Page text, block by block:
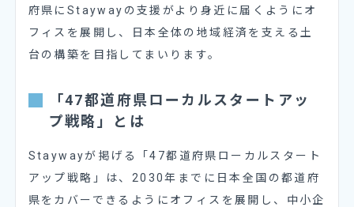
府県にStaywayの支援がより身近に届くようにオ
フィスを展開し、日本全体の地域経済を支える土
台の構築を目指してまいります。
「47都道府県ローカルスタートアッ
プ戦略」とは
Staywayが掲げる「47都道府県ローカルスタート
アップ戦略」は、2030年までに日本全国の都道府
県をカバーできるようにオフィスを展開し、中小企